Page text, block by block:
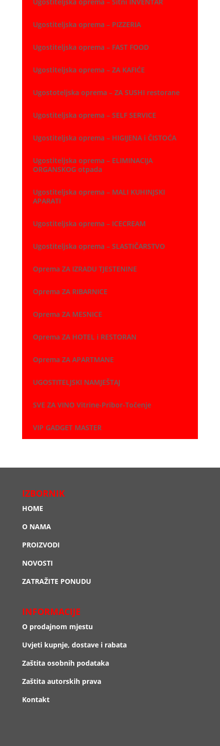
Ugostiteljska oprema – PIZZERIA
Ugostiteljska oprema – FAST FOOD
Ugostiteljska oprema – ZA KAFIĆE
Ugostoteljska oprema – ZA SUSHI restorane
Ugostiteljska oprema – SELF SERVICE
Ugostiteljska oprema – HIGIJENA i ČISTOĆA
Ugostiteljska oprema – ELIMINACIJA
ORGANSKOG otpada
Ugostiteljska oprema – MALI KUHINJSKI
APARATI
Ugostiteljska oprema – ICECREAM
Ugostiteljska oprema – SLASTIČARSTVO
Oprema ZA IZRADU TJESTENINE
Oprema ZA RIBARNICE
Oprema ZA MESNICE
Oprema ZA HOTEL i RESTORAN
Oprema ZA APARTMANE
UGOSTITELJSKI NAMJEŠTAJ
SVE ZA VINO Vitrine-Pribor-Točenje
VIP GADGET MASTER
IZBORNIK
HOME
O NAMA
PROIZVODI
NOVOSTI
ZATRAŽITE PONUDU
INFORMACIJE
O prodajnom mjestu
Uvjeti kupnje, dostave i rabata
Zaštita osobnih podataka
Zaštita autorskih prava
Kontakt